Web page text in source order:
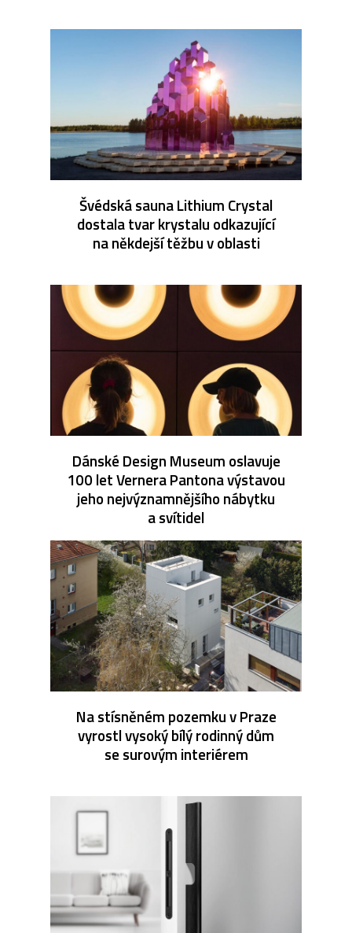
Švédská sauna Lithium Crystal
dostala tvar krystalu odkazující
na někdejší těžbu v oblasti
Dánské Design Museum oslavuje
100 let Vernera Pantona výstavou
jeho nejvýznamnějšího nábytku
a svítidel
Na stísněném pozemku v Praze
vyrostl vysoký bílý rodinný dům
se surovým interiérem